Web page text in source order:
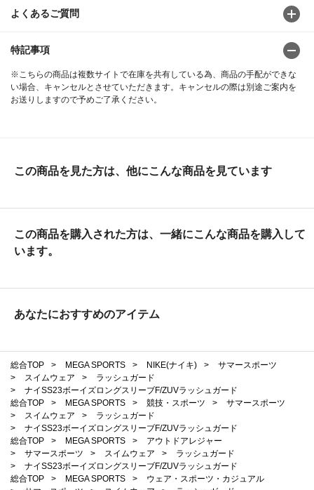
よくあるご質問
特記事項
※こちらの商品は複数サイトで在庫を共有している為、商品の手配ができな
い場合、キャンセルとさせていただきます。キャンセルの際は別途ご案内を
お送りしますので予めご了承ください。
この商品を見た方は、他にこんな商品を見ています
この商品を購入された方は、一緒にこんな商品を購入して
います。
あなたにおすすめのアイテム
総合TOP > MEGA SPORTS > NIKE(ナイキ) >
サマースポーツ
>
スイムウェア >
ラッシュガード
>
ナイSS23ボーイズロングスリーブF/ZUVラッシュガード
総合TOP
> MEGA SPORTS > 競技・スポーツ >
サマースポーツ
>
スイムウェア >
ラッシュガード
>
ナイSS23ボーイズロングスリーブF/ZUVラッシュガード
総合TOP
> MEGA SPORTS >
アウトドアレジャー
>
サマースポーツ > スイムウェア >
ラッシュガード
>
ナイSS23ボーイズロングスリーブF/ZUVラッシュガード
総合TOP
> MEGA SPORTS >
ウェア・スポーツ・カジュアル